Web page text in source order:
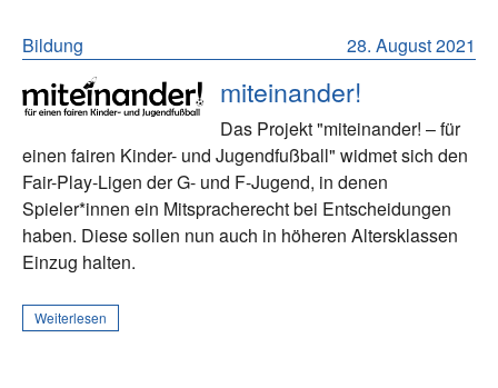
28. August 2021
Bildung
miteinander!
Das Projekt "miteinander! – für
einen fairen Kinder- und Jugendfußball" widmet sich den
Fair-Play-Ligen der G- und F-Jugend, in denen
Spieler*innen ein Mitspracherecht bei Entscheidungen
haben. Diese sollen nun auch in höheren Altersklassen
Einzug halten.
Weiterlesen